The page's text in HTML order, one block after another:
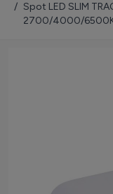
/ Spot LED SLIM
2700/4000/